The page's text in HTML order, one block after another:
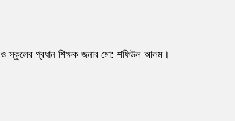
ও স্কুলের প্রধান শিক্ষক জনাব মো: শফিউল আলম।